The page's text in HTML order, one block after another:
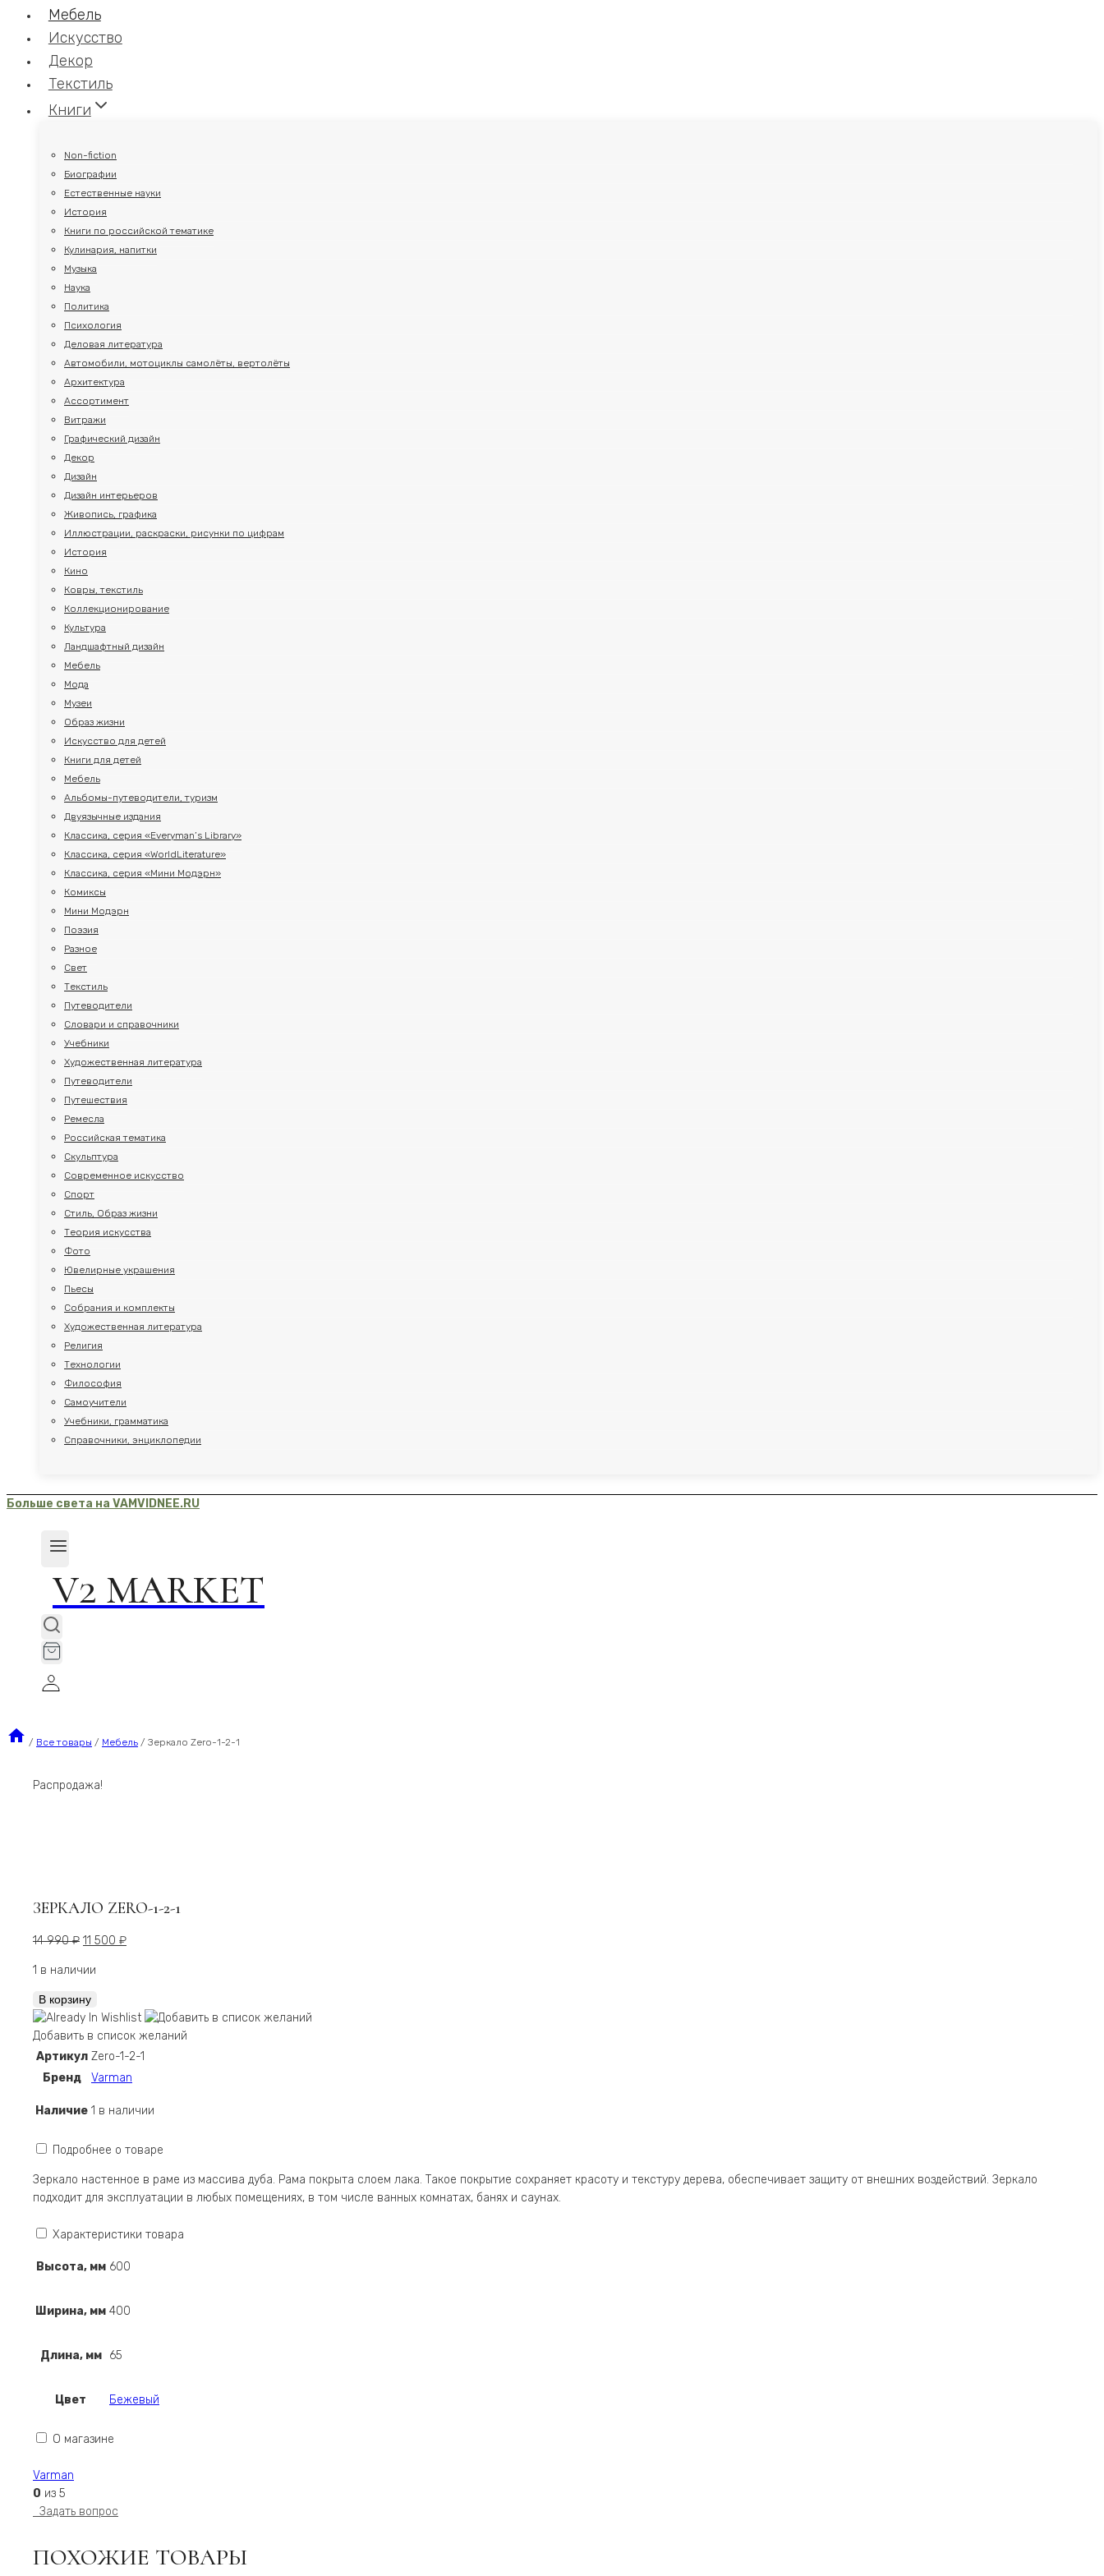
Мебель
Искусство
Декор
Текстиль
Книги
Non-fiction
Биографии
Естественные науки
История
Книги по российской тематике
Кулинария, напитки
Музыка
Наука
Политика
Психология
Деловая литература
Автомобили, мотоциклы самолёты, вертолёты
Архитектура
Ассортимент
Витражи
Графический дизайн
Декор
Дизайн
Дизайн интерьеров
Живопись, графика
Иллюстрации, раскраски, рисунки по цифрам
История
Кино
Ковры, текстиль
Коллекционирование
Культура
Ландшафтный дизайн
Мебель
Мода
Музеи
Образ жизни
Искусство для детей
Книги для детей
Мебель
Альбомы-путеводители, туризм
Двуязычные издания
Классика, серия «Everyman’s Library»
Классика, серия «WorldLiterature»
Классика, серия «Мини Модэрн»
Комиксы
Мини Модэрн
Поэзия
Разное
Свет
Текстиль
Путеводители
Словари и справочники
Учебники
Художественная литература
Путеводители
Путешествия
Ремесла
Российская тематика
Скульптура
Современное искусство
Спорт
Стиль, Образ жизни
Теория искусства
Фото
Ювелирные украшения
Пьесы
Собрания и комплекты
Художественная литература
Религия
Технологии
Философия
Самоучители
Учебники, грамматика
Справочники, энциклопедии
Больше света на VAMVIDNEE.RU
V2 MARKET
/ Все товары / Мебель / Зеркало Zero-1-2-1
Распродажа!
ЗЕРКАЛО ZERO-1-2-1
14 990₽ Первоначальная
составляла
11 500 ₽Текущая
1 в наличии
Количество
Зеркало
Zero-
1-
2-
В корзину
Добавить в список желаний
Артикул Zero-1-2-1
Бренд
Varman
Наличие 1 в наличии
Подробнее о товаре
Зеркало настенное в раме из массива дуба. Рама покрыта слоем лака. Такое покрытие сохраняет красоту и текстуру дерева, обеспечивает защиту от внешних воздействий. Зеркало
подходит для эксплуатации в любых помещениях, в том числе ванных комнатах, банях и саунах.
Характеристики товара
Высота, мм 600
Ширина, мм 400
Длина, мм 65
Цвет Бежевый
О магазине
Varman
0 из 5
Задать вопрос
ПОХОЖИЕ ТОВАРЫ